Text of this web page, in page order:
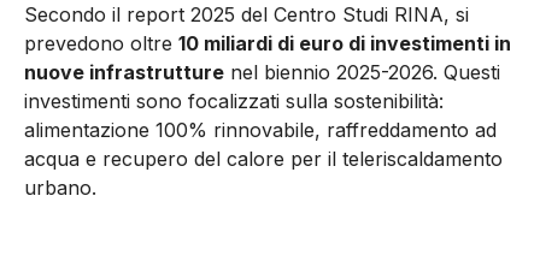
Secondo il report 2025 del Centro Studi RINA, si
prevedono oltre 10 miliardi di euro di investimenti in
nuove infrastrutture nel biennio 2025-2026. Questi
investimenti sono focalizzati sulla sostenibilità:
alimentazione 100% rinnovabile, raffreddamento ad
acqua e recupero del calore per il teleriscaldamento
urbano.